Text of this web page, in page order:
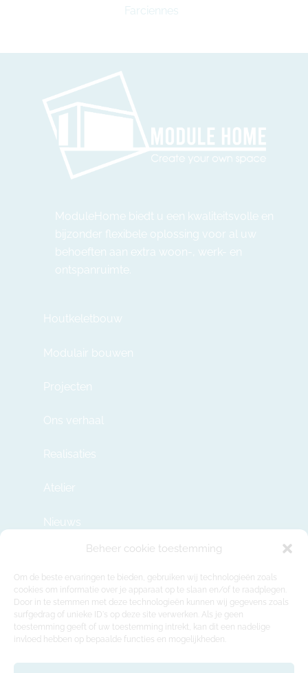
Beheer cookie toestemming
Om de beste ervaringen te bieden, gebruiken wij technologieën zoals
cookies om informatie over je apparaat op te slaan en/of te raadplegen.
Door in te stemmen met deze technologieën kunnen wij gegevens zoals
surfgedrag of unieke ID's op deze site verwerken. Als je geen
toestemming geeft of uw toestemming intrekt, kan dit een nadelige
invloed hebben op bepaalde functies en mogelijkheden.
Farciennes
ModuleHome biedt u een kwaliteitsvolle en
bijzonder flexibele oplossing voor al uw
behoeften aan extra woon-, werk- en
ontspanruimte.
Houtkeletbouw
Modulair bouwen
Projecten
Ons verhaal
Realisaties
Atelier
Nieuws
info@modulehome.be
+32 2 669 36 50